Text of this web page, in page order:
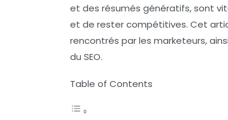
et des résumés génératifs, sont
et de rester compétitives. Cet
rencontrés par les marketeurs,
du SEO.
Table of Contents